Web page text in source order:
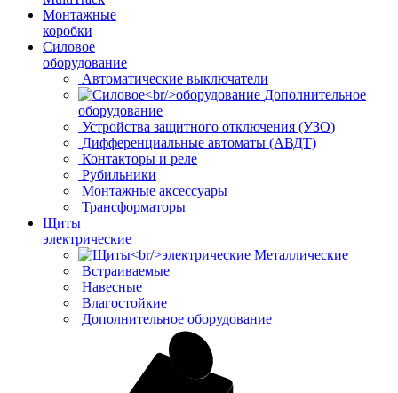
Монтажные
коробки
Силовое
оборудование
Автоматические выключатели
Дополнительное
оборудование
Устройства защитного отключения (УЗО)
Дифференциальные автоматы (АВДТ)
Контакторы и реле
Рубильники
Монтажные аксессуары
Трансформаторы
Щиты
электрические
Металлические
Встраиваемые
Навесные
Влагостойкие
Дополнительное оборудование